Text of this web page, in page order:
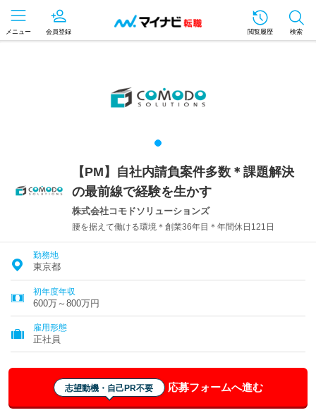
メニュー 会員登録 閲覧履歴 検索
【PM】自社内請負案件多数＊課題解決
の最前線で経験を生かす
株式会社コモドソリューションズ
腰を据えて働ける環境＊創業36年目＊年間休日121日
勤務地
東京都
初年度年収
600万～800万円
雇用形態
正社員
志望動機・自己PR不要 応募フォームへ進む